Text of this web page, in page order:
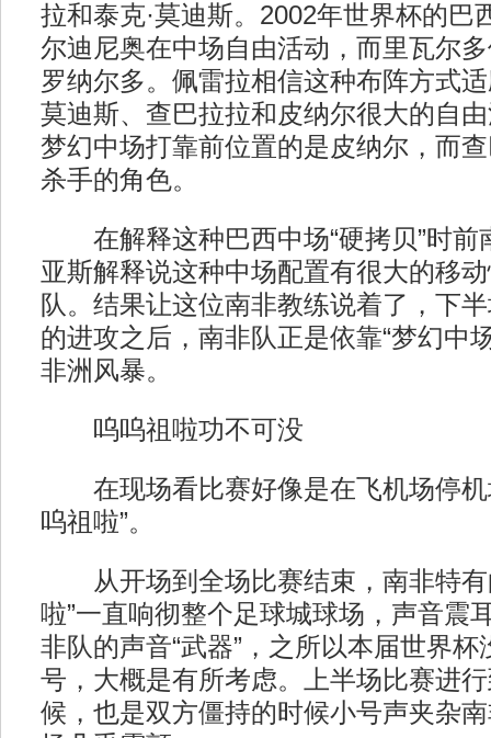
拉和泰克·莫迪斯。2002年世界杯的巴
尔迪尼奥在中场自由活动，而里瓦尔
罗纳尔多。佩雷拉相信这种布阵方式
莫迪斯、查巴拉拉和皮纳尔很大的自
梦幻中场打靠前位置的是皮纳尔，而
杀手的角色。
在解释这种巴西中场“硬拷贝”时前
亚斯解释说这种中场配置有很大的移
队。结果让这位南非教练说着了，下
的进攻之后，南非队正是依靠“梦幻中
非洲风暴。
呜呜祖啦功不可没
在现场看比赛好像是在飞机场停机
呜祖啦”。
从开场到全场比赛结束，南非特有
啦”一直响彻整个足球城球场，声音震
非队的声音“武器”，之所以本届世界
号，大概是有所考虑。上半场比赛进
候，也是双方僵持的时候小号声夹杂